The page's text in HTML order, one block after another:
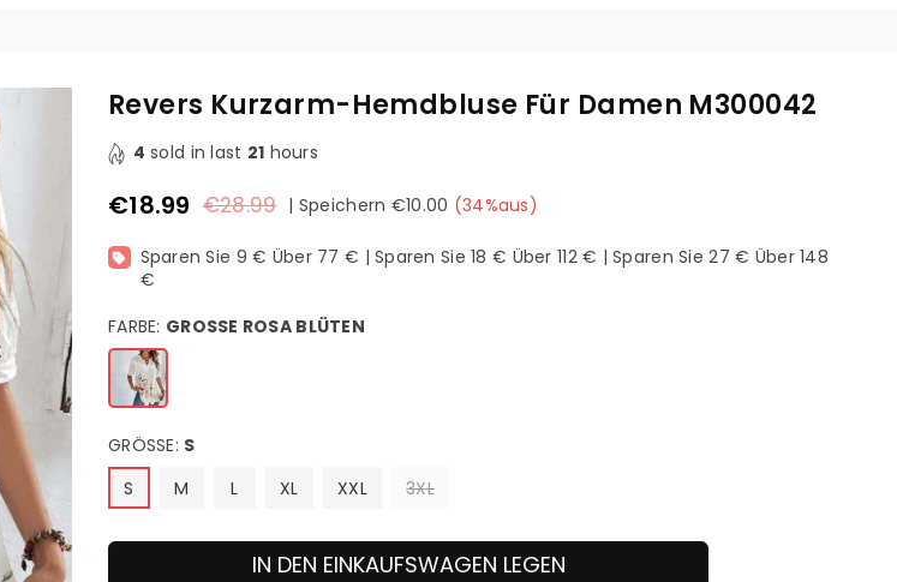
Revers Kurzarm-Hemdbluse Für Damen M300042
4 sold in last 21 hours
Normaler
€18.99 €28.99 | Speichern €10.00 (34%aus)
Sparen Sie 9 € Über 77 € | Sparen Sie 18 € Über 112 € | Sparen Sie 27 € Über 148
€
FARBE: GROSSE ROSA BLÜTEN
GRÖSSE: S
S
M L XL XXL 3XL
IN DEN EINKAUFSWAGEN LEGEN